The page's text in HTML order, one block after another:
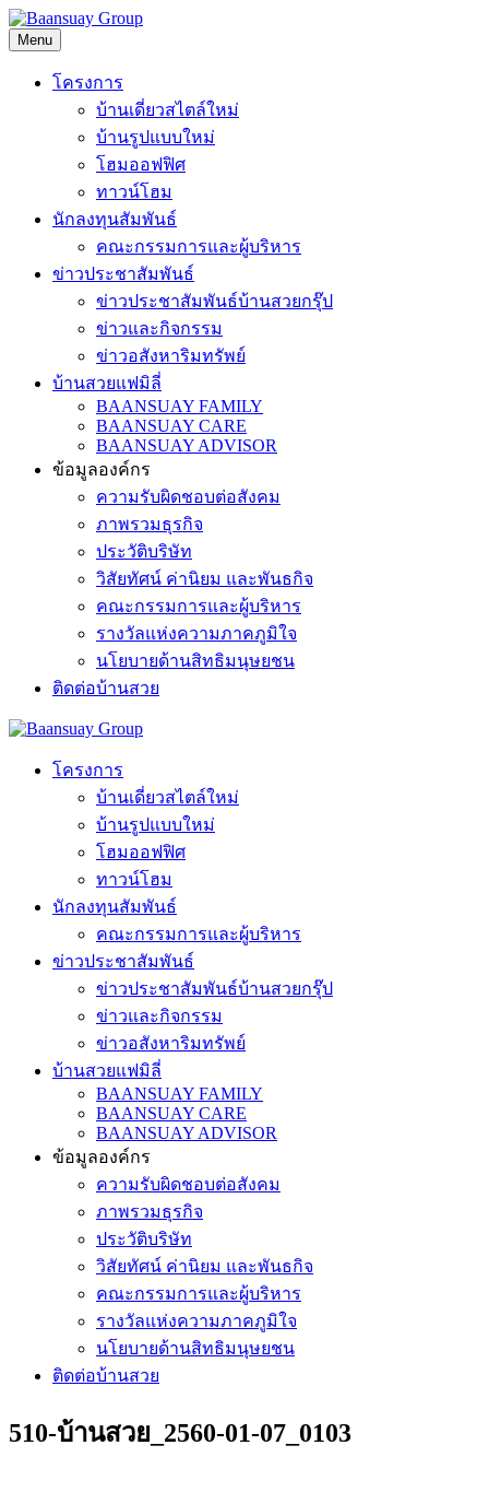
Skip
to
content
Menu
โครงการ
บ้านเดี่ยวสไตล์ใหม่
บ้านรูปแบบใหม่
โฮมออฟฟิศ
ทาวน์โฮม
นักลงทุนสัมพันธ์
คณะกรรมการและผู้บริหาร
ข่าวประชาสัมพันธ์
ข่าวประชาสัมพันธ์บ้านสวยกรุ๊ป
ข่าวและกิจกรรม
ข่าวอสังหาริมทรัพย์
บ้านสวยแฟมิลี่
BAANSUAY FAMILY
BAANSUAY CARE
BAANSUAY ADVISOR
ข้อมูลองค์กร
ความรับผิดชอบต่อสังคม
ภาพรวมธุรกิจ
ประวัติบริษัท
วิสัยทัศน์ ค่านิยม และพันธกิจ
คณะกรรมการและผู้บริหาร
รางวัลแห่งความภาคภูมิใจ
นโยบายด้านสิทธิมนุษยชน
ติดต่อบ้านสวย
โครงการ
บ้านเดี่ยวสไตล์ใหม่
บ้านรูปแบบใหม่
โฮมออฟฟิศ
ทาวน์โฮม
นักลงทุนสัมพันธ์
คณะกรรมการและผู้บริหาร
ข่าวประชาสัมพันธ์
ข่าวประชาสัมพันธ์บ้านสวยกรุ๊ป
ข่าวและกิจกรรม
ข่าวอสังหาริมทรัพย์
บ้านสวยแฟมิลี่
BAANSUAY FAMILY
BAANSUAY CARE
BAANSUAY ADVISOR
ข้อมูลองค์กร
ความรับผิดชอบต่อสังคม
ภาพรวมธุรกิจ
ประวัติบริษัท
วิสัยทัศน์ ค่านิยม และพันธกิจ
คณะกรรมการและผู้บริหาร
รางวัลแห่งความภาคภูมิใจ
นโยบายด้านสิทธิมนุษยชน
ติดต่อบ้านสวย
510-บ้านสวย_2560-01-07_0103